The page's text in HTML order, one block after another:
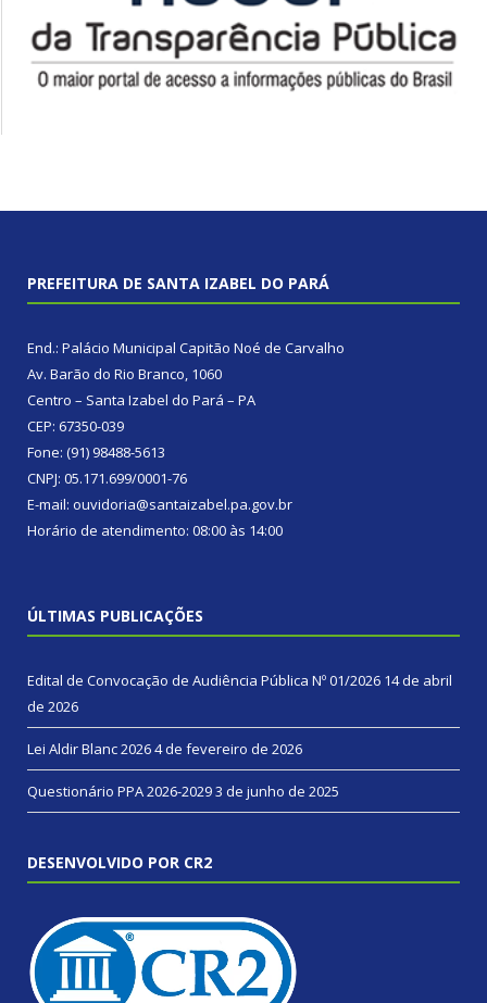
PREFEITURA DE SANTA IZABEL DO PARÁ
End.: Palácio Municipal Capitão Noé de Carvalho
Av. Barão do Rio Branco, 1060
Centro – Santa Izabel do Pará – PA
CEP: 67350-039
Fone: (91) 98488-5613
CNPJ: 05.171.699/0001-76
E-mail: ouvidoria@santaizabel.pa.gov.br
Horário de atendimento: 08:00 às 14:00
ÚLTIMAS PUBLICAÇÕES
Edital de Convocação de Audiência Pública Nº 01/2026 14 de abril
de 2026
Lei Aldir Blanc 20264 de fevereiro de 2026
Questionário PPA 2026-20293 de junho de 2025
DESENVOLVIDO POR CR2